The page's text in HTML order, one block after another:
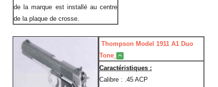
de la marque est installé au centre
de la plaque de crosse.
Thompson Model 1911 A1 Duo
Tone
Caractéristiques :
Calibre : .45 ACP